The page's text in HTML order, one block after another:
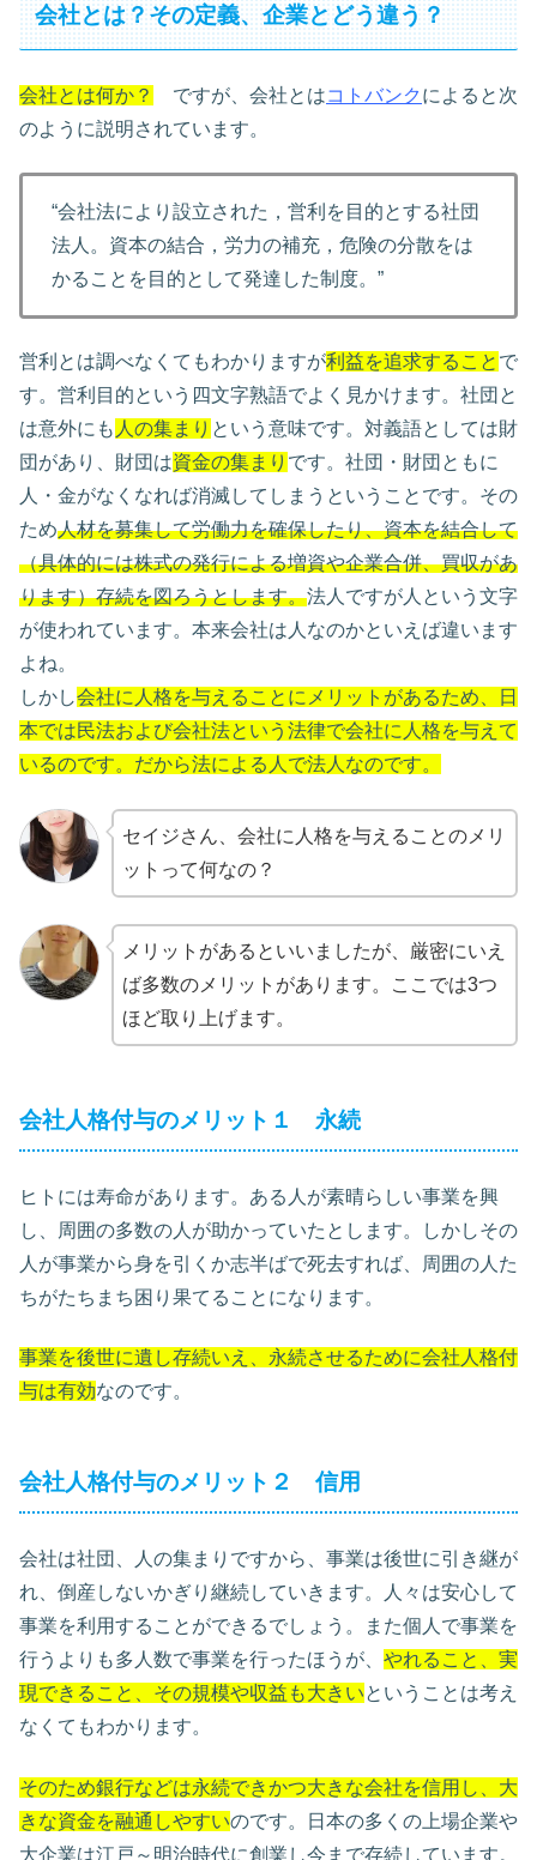
会社とは？その定義、企業とどう違う？
会社とは何か？ ですが、会社とはコトバンク によると次
のように説明されています。
“会社法により設立された，営利を目的とする社団
法人。資本の結合，労力の補充，危険の分散をは
かることを目的として発達した制度。”
営利とは調べなくてもわかりますが利益を追求すること で
す。営利目的という四文字熟語でよく見かけます。社団と
は意外にも 人の集まり という意味です。対義語としては財
団があり、財団は資金の集まり です。社団・財団ともに
人・金がなくなれば消滅してしまうということです。その
ため人材を募集して労働力を確保したり、資本を結合して
（具体的には株式の発行による増資や企業合併、買収があ
ります）存続を図ろうとします。法人ですが人という文字
が使われています。本来会社は人なのかといえば違います
よね。
しかし会社に人格を与えることにメリットがあるため、日
本では民法および会社法という法律で会社に人格を与えて
いるのです。だから法による人で法人なのです。
セイジさん、会社に人格を与えることのメリ
ットって何なの？
メリットがあるといいましたが、厳密にいえ
ば多数のメリットがあります。ここでは3つ
ほど取り上げます。
会社人格付与のメリット１ 永続
ヒトには寿命があります。ある人が素晴らしい事業を興
し、周囲の多数の人が助かっていたとします。しかしその
人が事業から身を引くか志半ばで死去すれば、周囲の人た
ちがたちまち困り果てることになります。
事業を後世に遺し存続いえ、永続させるために会社人格付
与は有効なのです。
会社人格付与のメリット２ 信用
会社は社団、人の集まりですから、事業は後世に引き継が
れ、倒産しないかぎり継続していきます。人々は安心して
事業を利用することができるでしょう。また個人で事業を
行うよりも多人数で事業を行ったほうが、 やれること、実
現できること、その規模や収益も大きいということは考え
なくてもわかります。
そのため銀行などは永続できかつ大きな会社を信用し、大
きな資金を融通しやすいのです。日本の多くの上場企業や
大企業は江戸～明治時代に創業し今まで存続しています。